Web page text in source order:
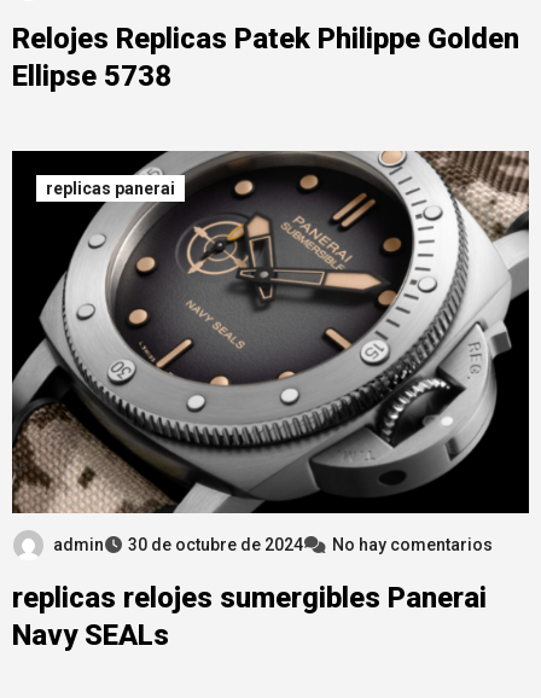
Relojes Replicas Patek Philippe Golden
Ellipse 5738
replicas panerai
admin 30 de octubre de 2024 No hay comentarios
replicas relojes sumergibles Panerai
Navy SEALs